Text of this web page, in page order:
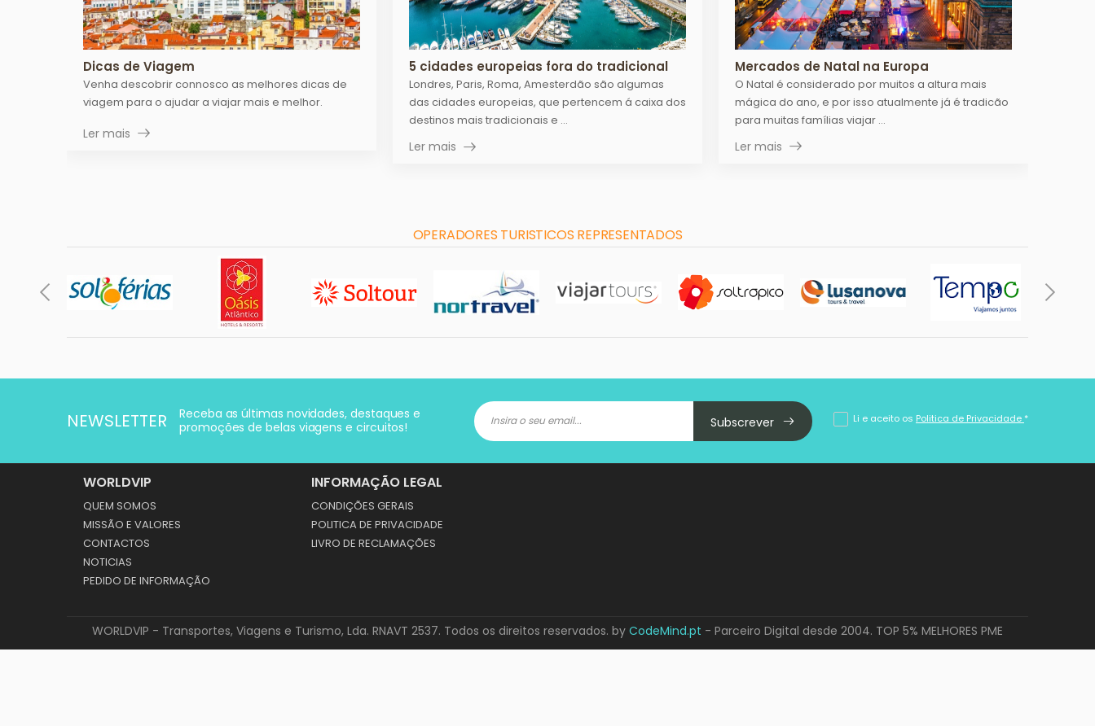
Dicas de Viagem
Venha descobrir connosco as melhores dicas de
viagem para o ajudar a viajar mais e melhor.
Ler mais
5 cidades europeias fora do tradicional
Londres, Paris, Roma, Amesterdão são algumas
das cidades europeias, que pertencem á caixa dos
destinos mais tradicionais e ...
Ler mais
Mercados de Natal na Europa
O Natal é considerado por muitos a altura mais
mágica do ano, e por isso atualmente já é tradicão
para muitas famílias viajar ...
Ler mais
OPERADORES TURISTICOS REPRESENTADOS
NEWSLETTER
Receba as últimas novidades, destaques e
promoções de belas viagens e circuitos!
Subscrever Li e aceito os Politica de Privacidade *
WORLDVIP
QUEM SOMOS
MISSÃO E VALORES
CONTACTOS
NOTICIAS
PEDIDO DE INFORMAÇÃO
INFORMAÇÃO LEGAL
CONDIÇÕES GERAIS
POLITICA DE PRIVACIDADE
LIVRO DE RECLAMAÇÕES
WORLDVIP - Transportes, Viagens e Turismo, Lda. RNAVT 2537. Todos os direitos reservados. by CodeMind.pt - Parceiro Digital desde 2004. TOP 5% MELHORES PME